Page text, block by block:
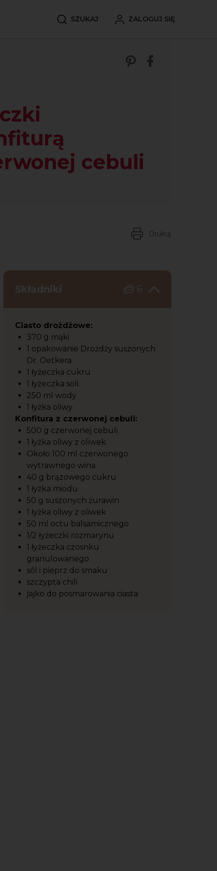
SZUKAJ ZALOGUJ SIĘ
cebuli
Zobacz nasze
Udostępnij
Drukuj
Składniki 6
Ciasto drożdżowe:
370 g mąki
1 opakowanie Drożdży suszonych
Dr. Oetkera
1 łyżeczka cukru
1 łyżeczka soli
250 ml wody
1 łyżka oliwy
Konfitura z czerwonej cebuli:
500 g czerwonej cebuli
1 łyżka oliwy z oliwek
Około 100 ml czerwonego
wytrawnego wina
40 g brązowego cukru
1 łyżka miodu
50 g suszonych żurawin
1 łyżka oliwy z oliwek
50 ml octu balsamicznego
1/2 łyżeczki rozmarynu
1 łyżeczka czosnku
granulowanego
sól i pieprz do smaku
szczypta chili
jajko do posmarowania ciasta